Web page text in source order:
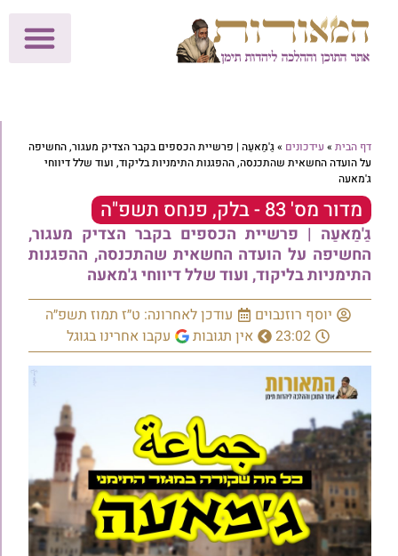
דף הבית » עידכונים »גַ'מַאעַה | פרשיית הכספים בקבר הצדיק מעגור, החשיפה
על הועדה החשאית שהתכנסה, ההפגנות התימניות בליקוד, ועוד שלל דיווחי
ג'מאעה
מדור מס' 83 - בלק, פנחס תשפ"ה
גַ'מַאעַה | פרשיית הכספים בקבר הצדיק מעגור,
החשיפה על הועדה החשאית שהתכנסה, ההפגנות
התימניות בליקוד, ועוד שלל דיווחי ג'מאעה
יוסף רוזנבוים
עודכן לאחרונה: ט״ז תמוז תשפ״ה
23:02
אין תגובות עקבו אחרינו בגוגל